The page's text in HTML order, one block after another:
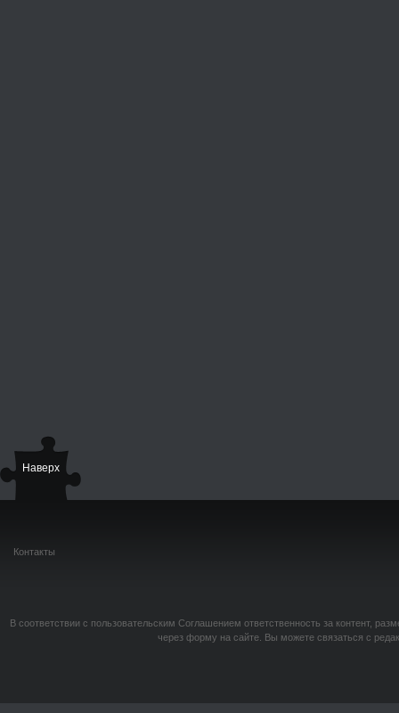
Наверх
Контакты
В соответствии с пользовательским Соглашением ответственность за контент,
через форму на сайте. Вы можете связаться с